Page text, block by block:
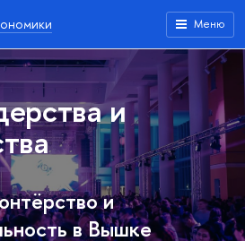
Меню
и
и
в Вышке